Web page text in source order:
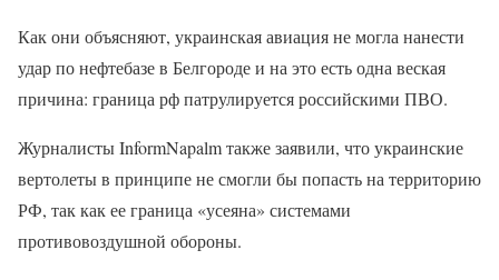
Как они объясняют, украинская авиация не могла нанести
удар по нефтебазе в Белгороде и на это есть одна веская
причина: граница рф патрулируется российскими ПВО.
Журналисты InformNapalm также заявили, что украинские
вертолеты в принципе не смогли бы попасть на территорию
РФ, так как ее граница «усеяна» системами
противовоздушной обороны.